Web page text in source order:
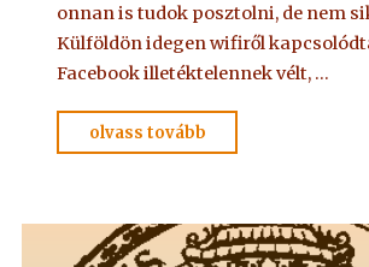
onnan is tudok posztolni, de nem
Külföldön idegen wifiről
Facebook illetéktelennek vélt, …
olvass tovább
NYOMÁBAN
1."